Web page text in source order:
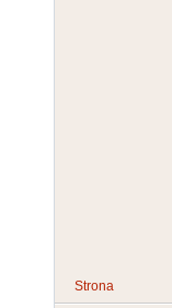
Strona